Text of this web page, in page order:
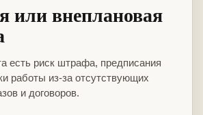
или внеплановая
есть риск штрафа, предписания
работы из-за отсутствующих
и договоров.